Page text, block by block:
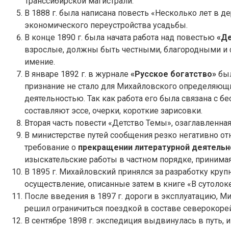
В 1888 г. была написана повесть «Несколько лет в
экономического переустройства усадьбы.
В конце 1890 г. была начата работа над повестью
взрослые, должны быть честными, благородными и
имение.
В январе 1892 г. в журнале «Русское богатство»
признание не стало для Михайловского
деятельностью. Так как работа его была связана с
составляют эссе, очерки, короткие зарисовки.
Вторая часть повести «Детство Темы», озаглавленная
В министерстве путей сообщения резко негативно
требование о прекращении литературной
изыскательские работы в частном порядке,
В 1895 г. Михайловский принялся за разработку
осуществление, описанные затем в книге «В
После введения в 1897 г. дороги в эксплуатацию,
решил ограничиться поездкой в составе
В сентябре 1898 г. экспедиция выдвинулась в